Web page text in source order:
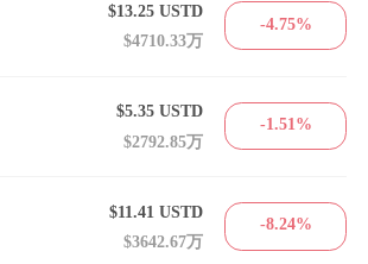
$13.25USTD
$4710.33万
-4.75%
$5.35USTD
$2792.85万
-1.51%
$11.41USTD
$3642.67万
-8.24%